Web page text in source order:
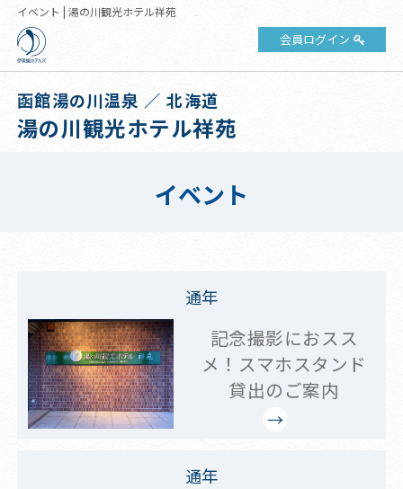
イベント | 湯の川観光ホテル祥苑
会員ログイン
函館湯の川温泉 ／ 北海道
湯の川観光ホテル祥苑
イベント
通年
記念撮影におスス
メ！スマホスタンド
貸出のご案内
通年